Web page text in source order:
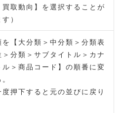
買取動向】を選択することが
）
を【大分類＞中分類＞分類表
＞分類＞サブタイトル＞カナ
ル＞商品コード】の順番に変
度押下すると元の並びに戻り